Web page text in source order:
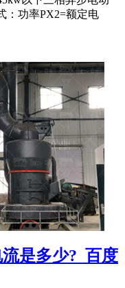
：功率PX2=额定电
是多少?_百度